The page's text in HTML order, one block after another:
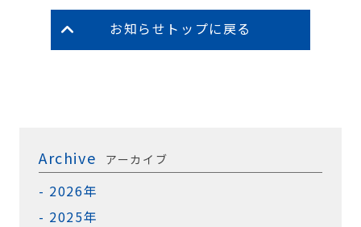
お知らせトップに戻る
Archive アーカイブ
2026年
2025年